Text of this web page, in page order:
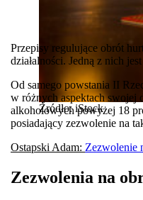
Źródło: iStock
Przepisy regulujące obrót
działalności. Jedną z nich
Od samego powstania II
w różnych aspektach swojej
alkoholowych powyżej 18
posiadający zezwolenie na
Ostapski Adam: Zezwolenie
Zezwolenia na